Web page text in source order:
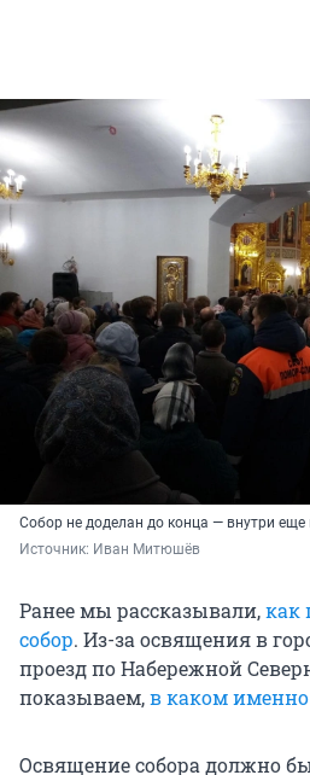
Собор не доделан до конца — внутри еще
Источник: Иван Митюшёв
Ранее мы рассказывали,как
собор. Из-за освящения в
проезд по Набережной
показываем,в каком именно
Освящение собора должно